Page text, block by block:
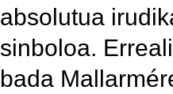
absolutua
sinboloa.
bada